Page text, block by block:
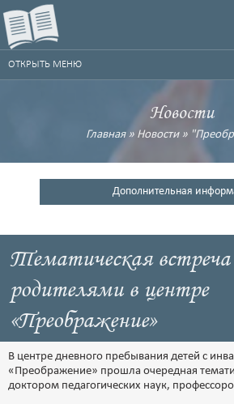
ОТКРЫТЬ МЕНЮ
Новости
Главная» Новости»
Дополнительная
Тематическая встреча
родителями в центре
«Преображение»
В центре дневного пребывания детей с
«Преображение» прошла очередная
доктором педагогических наук,